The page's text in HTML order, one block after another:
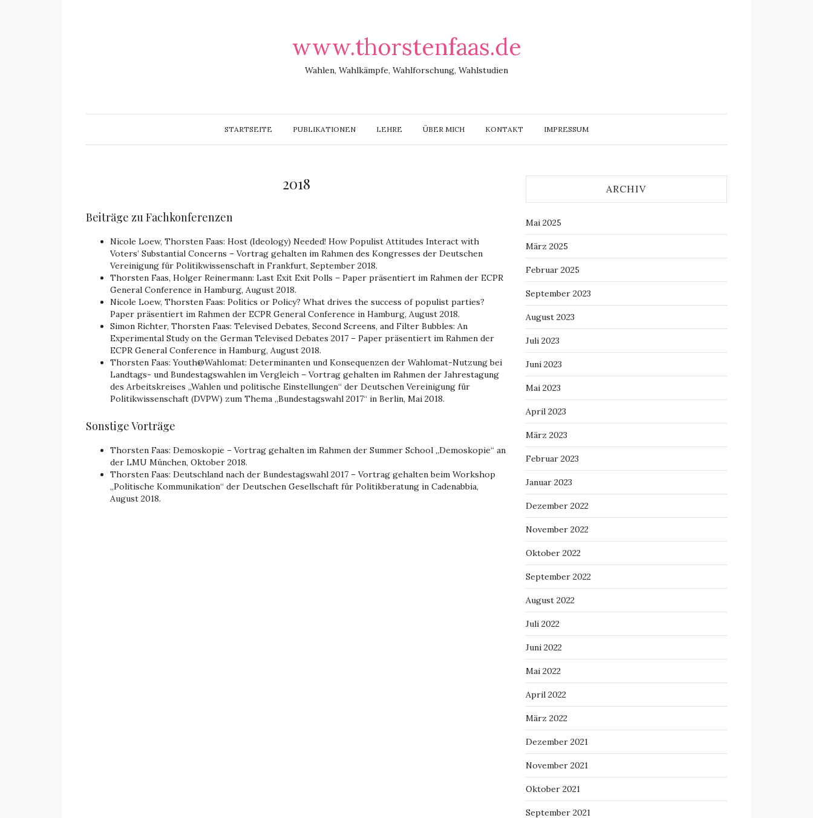
www.thorstenfaas.de
Wahlen, Wahlkämpfe, Wahlforschung, Wahlstudien
STARTSEITE PUBLIKATIONEN LEHRE ÜBER MICH KONTAKT IMPRESSUM
2018
Beiträge zu Fachkonferenzen
Nicole Loew, Thorsten Faas: Host (Ideology) Needed! How Populist Attitudes Interact with
Voters’ Substantial Concerns – Vortrag gehalten im Rahmen des Kongresses der Deutschen
Vereinigung für Politikwissenschaft in Frankfurt, September 2018.
Thorsten Faas, Holger Reinermann: Last Exit Exit Polls – Paper präsentiert im Rahmen der ECPR
General Conference in Hamburg, August 2018.
Nicole Loew, Thorsten Faas: Politics or Policy? What drives the success of populist parties?
Paper präsentiert im Rahmen der ECPR General Conference in Hamburg, August 2018.
Simon Richter, Thorsten Faas: Televised Debates, Second Screens, and Filter Bubbles: An
Experimental Study on the German Televised Debates 2017 – Paper präsentiert im Rahmen der
ECPR General Conference in Hamburg, August 2018.
Thorsten Faas: Youth@Wahlomat: Determinanten und Konsequenzen der Wahlomat-Nutzung bei
Landtags- und Bundestagswahlen im Vergleich – Vortrag gehalten im Rahmen der Jahrestagung
des Arbeitskreises „Wahlen und politische Einstellungen“ der Deutschen Vereinigung für
Politikwissenschaft (DVPW) zum Thema „Bundestagswahl 2017“ in Berlin, Mai 2018.
Sonstige Vorträge
Thorsten Faas: Demoskopie – Vortrag gehalten im Rahmen der Summer School „Demoskopie“ an
der LMU München, Oktober 2018.
Thorsten Faas: Deutschland nach der Bundestagswahl 2017 – Vortrag gehalten beim Workshop
„Politische Kommunikation“ der Deutschen Gesellschaft für Politikberatung in Cadenabbia,
August 2018.
ARCHIV
Mai 2025
März 2025
Februar 2025
September 2023
August 2023
Juli 2023
Juni 2023
Mai 2023
April 2023
März 2023
Februar 2023
Januar 2023
Dezember 2022
November 2022
Oktober 2022
September 2022
August 2022
Juli 2022
Juni 2022
Mai 2022
April 2022
März 2022
Dezember 2021
November 2021
Oktober 2021
September 2021